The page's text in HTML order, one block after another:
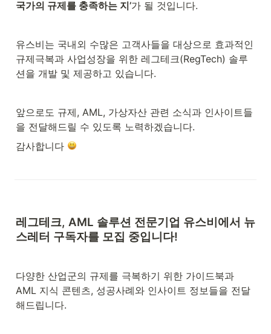
국가의 규제를 충족하는 지’가 될 것입니다.
유스비는 국내외 수많은 고객사들을 대상으로 효과적인
규제극복과 사업성장을 위한 레그테크(RegTech) 솔루
션을 개발 및 제공하고 있습니다.
앞으로도 규제, AML, 가상자산 관련 소식과 인사이트들
을 전달해드릴 수 있도록 노력하겠습니다.
감사합니다
레그테크, AML 솔루션 전문기업 유스비에서 뉴
스레터 구독자를 모집 중입니다!
다양한 산업군의 규제를 극복하기 위한 가이드북과
AML 지식 콘텐츠, 성공사례와 인사이트 정보들을 전달
해드립니다.